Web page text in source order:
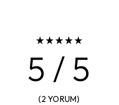
5 / 5
(2 YORUM)